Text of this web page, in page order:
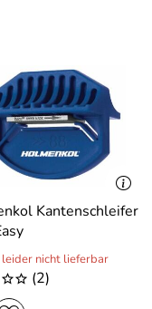
Kantenschleifer
nicht lieferbar
(2)